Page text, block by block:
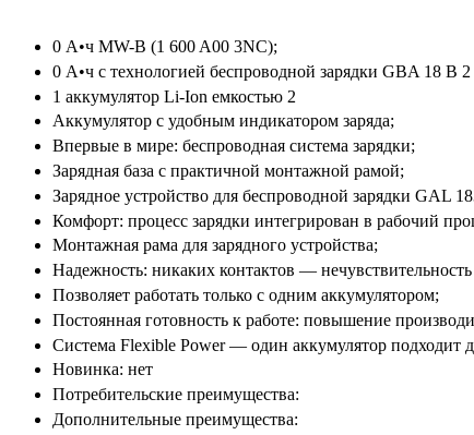
0 А•ч MW-B (1 600 A00 3NC);
0 А•ч с технологией беспроводной зарядки GBA 18 В 2
1 аккумулятор Li-Ion емкостью 2
Аккумулятор с удобным индикатором заряда;
Впервые в мире: беспроводная система зарядки;
Зарядная база с практичной монтажной рамой;
Зарядное устройство для беспроводной зарядки GAL
Комфорт: процесс зарядки интегрирован в рабочий
Монтажная рама для зарядного устройства;
Надежность: никаких контактов —
Позволяет работать только с одним аккумулятором;
Постоянная готовность к работе: повышение
Система Flexible Power — один аккумулятор подходит
Новинка: нет
Потребительские преимущества:
Дополнительные преимущества: